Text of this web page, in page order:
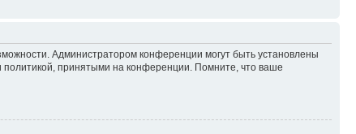
Администратором конференции могут быть установлены
политикой, принятыми на конференции. Помните, что ваше